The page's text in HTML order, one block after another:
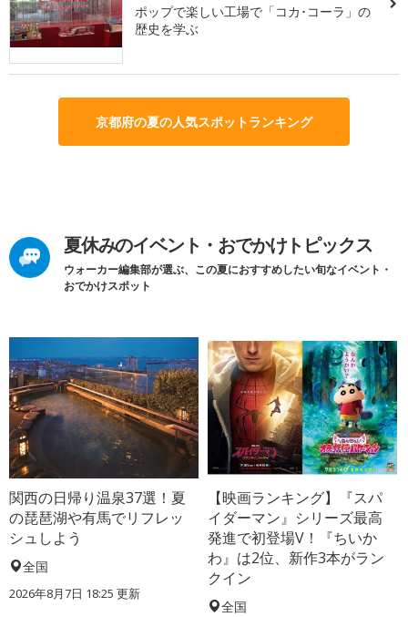
ポップで楽しい工場で「コカ･コーラ」の
歴史を学ぶ
京都府の夏の人気スポットランキング
夏休みのイベント・おでかけトピックス
ウォーカー編集部が選ぶ、この夏におすすめしたい旬なイベント・
おでかけスポット
関西の日帰り温泉37選！夏
の琵琶湖や有馬でリフレッ
シュしよう
全国
2026年8月7日 18:25 更新
【映画ランキング】『スパ
イダーマン』シリーズ最高
発進で初登場V！『ちいか
わ』は2位、新作3本がラン
クイン
全国